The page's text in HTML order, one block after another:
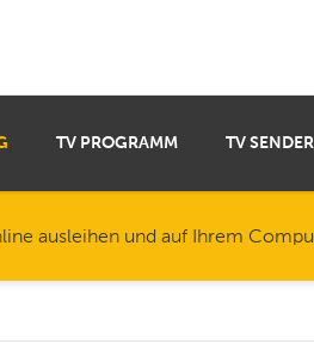
TV PROGRAMM TV SENDER
ausleihen und auf Ihrem